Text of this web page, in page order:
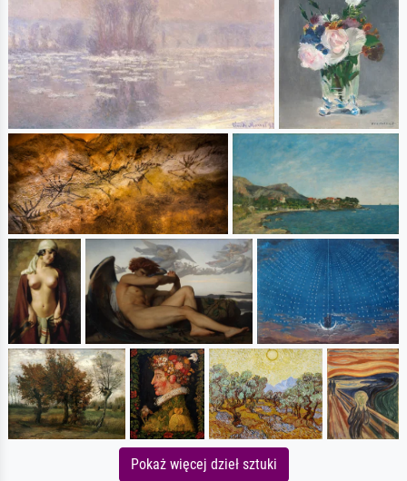
Pokaż więcej dzieł sztuki